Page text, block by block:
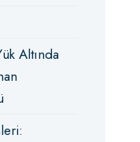
Altında